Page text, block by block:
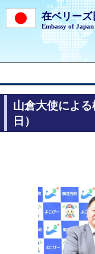
在ベリーズ
Embassy of
山倉大使によ
日）